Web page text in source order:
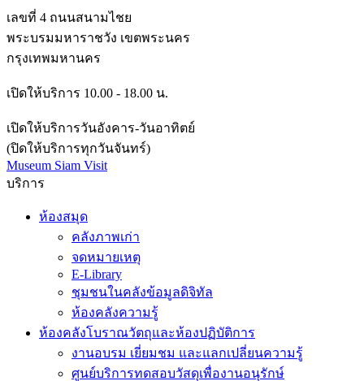
เลขที่ 4 ถนนสนามไชย
พระบรมมหาราชวัง เขตพระนคร
กรุงเทพมหานคร
เปิดให้บริการ 10.00 - 18.00 น.
เปิดให้บริการวันอังคาร-วันอาทิตย์
(ปิดให้บริการทุกวันจันทร์)
Museum Siam Visit
บริการ
ห้องสมุด
คลังภาพเก่า
จดหมายเหตุ
E-Library
ชุมชนในคลังข้อมูลดิจิทัล
ห้องคลังความรู้
ห้องคลังโบราณวัตถุและห้องปฏิบัติการ
งานอบรม เยี่ยมชม และแลกเปลี่ยนความรู้
ศูนย์บริการทดสอบวัสดุเพื่องานอนุรักษ์